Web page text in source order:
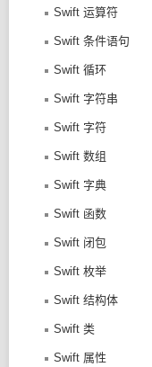
Swift 运算符
Swift 条件语句
Swift 循环
Swift 字符串
Swift 字符
Swift 数组
Swift 字典
Swift 函数
Swift 闭包
Swift 枚举
Swift 结构体
Swift 类
Swift 属性